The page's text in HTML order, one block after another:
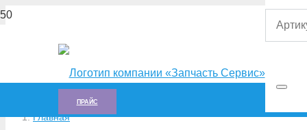
ПРАЙС
Главная